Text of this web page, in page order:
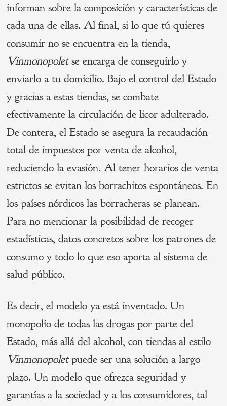
informan sobre la composición y características de
cada una de ellas. Al final, si lo que tú quieres
consumir no se encuentra en la tienda,
Vinmonopoletse encarga de conseguirlo y
enviarlo a tu domicilio. Bajo el control del Estado
y gracias a estas tiendas, se combate
efectivamente la circulación de licor adulterado.
De contera, el Estado se asegura la recaudación
total de impuestos por venta de alcohol,
reduciendo la evasión. Al tener horarios de venta
estrictos se evitan los borrachitos espontáneos. En
los países nórdicos las borracheras se planean.
Para no mencionar la posibilidad de recoger
estadísticas, datos concretos sobre los patrones de
consumo y todo lo que eso aporta al sistema de
salud público.
Es decir, el modelo ya está inventado. Un
monopolio de todas las drogas por parte del
Estado, más allá del alcohol, con tiendas al estilo
Vinmonopoletpuede ser una solución a largo
plazo. Un modelo que ofrezca seguridad y
garantías a la sociedad y a los consumidores, tal